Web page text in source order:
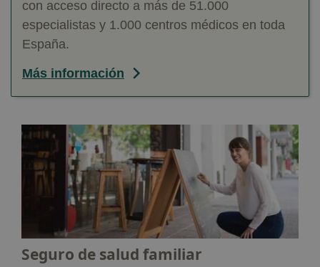
con acceso directo a más de 51.000
especialistas y 1.000 centros médicos en toda
España.
Más información
Seguro de salud familiar